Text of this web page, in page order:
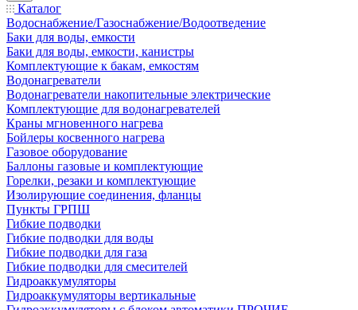
Каталог
Водоснабжение/Газоснабжение/Водоотведение
Баки для воды, емкости
Баки для воды, емкости, канистры
Комплектующие к бакам, емкостям
Водонагреватели
Водонагреватели накопительные электрические
Комплектующие для водонагревателей
Краны мгновенного нагрева
Бойлеры косвенного нагрева
Газовое оборудование
Баллоны газовые и комплектующие
Горелки, резаки и комплектующие
Изолирующие соединения, фланцы
Пункты ГРПШ
Гибкие подводки
Гибкие подводки для воды
Гибкие подводки для газа
Гибкие подводки для смесителей
Гидроаккумуляторы
Гидроаккумуляторы вертикальные